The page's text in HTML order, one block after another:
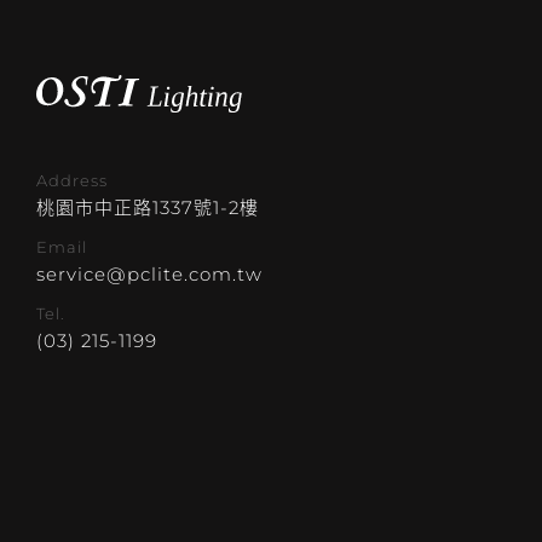
Address
桃園市中正路1337號1-2樓
Email
service@pclite.com.tw
Tel.
(03) 215-1199